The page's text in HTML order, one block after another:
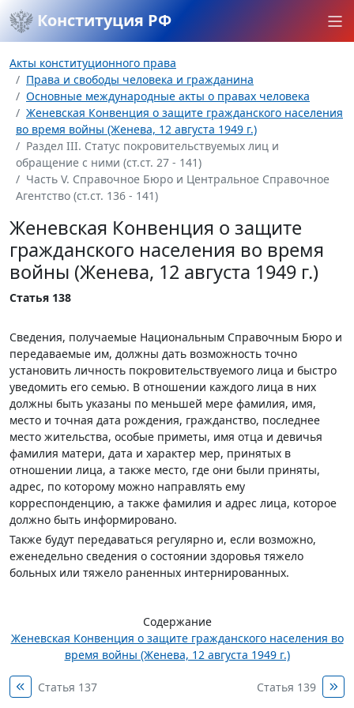
Конституция РФ
Акты конституционного права
Права и свободы человека и гражданина
Основные международные акты о правах человека
Женевская Конвенция о защите гражданского населения
во время войны (Женева, 12 августа 1949 г.)
Раздел III. Статус покровительствуемых лиц и
обращение с ними (ст.ст. 27 - 141)
Часть V. Справочное Бюро и Центральное Справочное
Агентство (ст.ст. 136 - 141)
Женевская Конвенция о защите
гражданского населения во время
войны (Женева, 12 августа 1949 г.)
Статья 138
Сведения, получаемые Национальным Справочным Бюро и
передаваемые им, должны дать возможность точно
установить личность покровительствуемого лица и быстро
уведомить его семью. В отношении каждого лица в них
должны быть указаны по меньшей мере фамилия, имя,
место и точная дата рождения, гражданство, последнее
место жительства, особые приметы, имя отца и девичья
фамилия матери, дата и характер мер, принятых в
отношении лица, а также место, где они были приняты,
адрес, по которому можно направлять ему
корреспонденцию, а также фамилия и адрес лица, которое
должно быть информировано.
Также будут передаваться регулярно и, если возможно,
еженедельно сведения о состоянии здоровья тяжело
больных или тяжело раненных интернированных.
Содержание
Женевская Конвенция о защите гражданского населения во
время войны (Женева, 12 августа 1949 г.)
Статья 137 Статья 139